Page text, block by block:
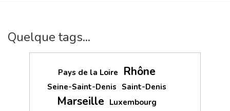
Quelque tags...
Pays de la Loire Rhône
Seine-Saint-Denis Saint-Denis
Marseille Luxembourg